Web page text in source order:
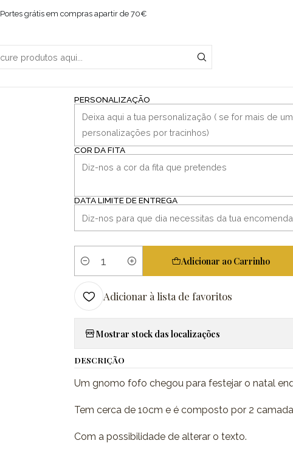
Portes grátis em compras apartir de 70€
Início Natal Bola fofa
Bola fofa
PERSONALIZAÇÃO
COR DA FITA
DATA LIMITE DE ENTREGA
Quantidade
Adicionar ao Carrinho
Adicionar à lista de favoritos
Mostrar stock das localizações
DESCRIÇÃO
Um gnomo fofo chegou para festejar o natal
Tem cerca de 10cm e é composto por 2
Com a possibilidade de alterar o texto.